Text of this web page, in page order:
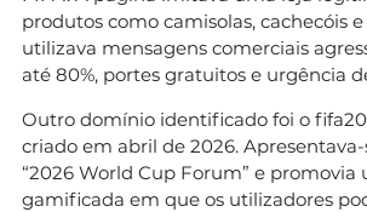
produtos como camisolas, cachecóis
utilizava mensagens comerciais
até 80%, portes gratuitos e urgência
Outro domínio identificado foi o
criado em abril de 2026.
“2026 World Cup Forum” e promovia
gamificada em que os utilizadores